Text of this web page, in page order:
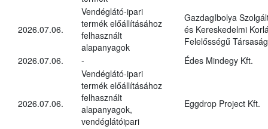
2026.07.06.
Vendéglátó-ipari
termék előállításához
felhasznált
alapanyagok
GazdagIbolya
és Kereskedelmi
Felelősségű Társaság
2026.07.06.
- Édes Mindegy Kft.
2026.07.06.
Vendéglátó-ipari
termék előállításához
felhasznált
alapanyagok,
vendéglátóipari
Eggdrop Project Kft.